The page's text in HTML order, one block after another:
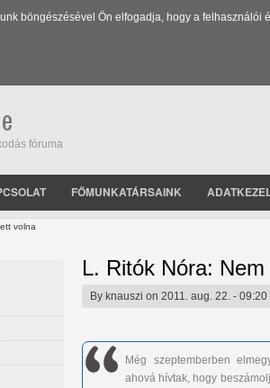
böngészésével Ön elfogadja, hogy a
fóruma
FŐMUNKATÁRSAINK
volna
L. Ritók Nóra:
By knauszi on 2011. aug. 22. - 09:20
Még szeptemberben
ahová hívtak, hogy